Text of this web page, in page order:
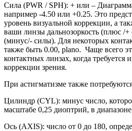
Сила (PWR / SPH): + или –
например -4.50 или +0.25. Это
уровень визуальной коррекции, а
ваши линзы дальнозоркость (плюс /+
(минус/- силы). Для некоторых
также быть 0.00, plano. Чаще всего
контактных линзах, когда требуется
коррекции зрения.
При астигматизме также
Цилиндр (CYL): минус число,
масштабе 0,25 диоптрий, в
Ось (AXIS): число от 0 до 180,